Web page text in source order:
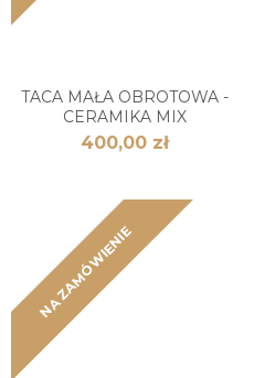
TACA MAŁA OBROTOWA -
CERAMIKA MIX
400,00 zł
NA ZAMÓWIENIE